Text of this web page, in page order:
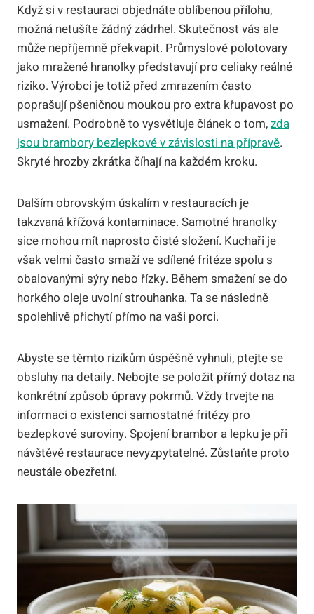
Když si v restauraci objednáte oblíbenou přílohu,
možná netušíte žádný zádrhel. Skutečnost vás ale
může nepříjemně překvapit. Průmyslové polotovary
jako mražené hranolky představují pro celiaky reálné
riziko. Výrobci je totiž před zmrazením často
poprašují pšeničnou moukou pro extra křupavost po
usmažení. Podrobně to vysvětluje článek o tom,zda
jsou brambory bezlepkové v závislosti na přípravě.
Skryté hrozby zkrátka číhají na každém kroku.
Dalším obrovským úskalím v restauracích je
takzvaná křížová kontaminace. Samotné hranolky
sice mohou mít naprosto čisté složení. Kuchaři je
však velmi často smaží ve sdílené fritéze spolu s
obalovanými sýry nebo řízky. Během smažení se do
horkého oleje uvolní strouhanka. Ta se následně
spolehlivě přichytí přímo na vaši porci.
Abyste se těmto rizikům úspěšně vyhnuli, ptejte se
obsluhy na detaily. Nebojte se položit přímý dotaz na
konkrétní způsob úpravy pokrmů. Vždy trvejte na
informaci o existenci samostatné fritézy pro
bezlepkové suroviny. Spojení brambor a lepku je při
návštěvě restaurace nevyzpytatelné. Zůstaňte proto
neustále obezřetní.